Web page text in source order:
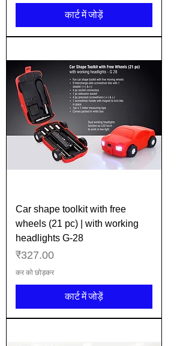
कार्ट में जोड़ें
Car shape toolkit with free
wheels (21 pc) | with working
headlights G-28
मूल्य
₹327.00
कर को छोड़कर
कार्ट में जोड़ें